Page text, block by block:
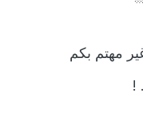
مهتم بكم